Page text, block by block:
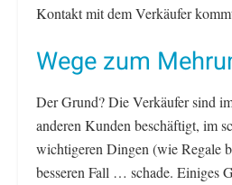
Kontakt mit dem Verkäufer
Wege zum
Der Grund? Die Verkäufer sind
anderen Kunden beschäftigt, im
wichtigeren Dingen (wie Regale
besseren Fall … schade. Einiges